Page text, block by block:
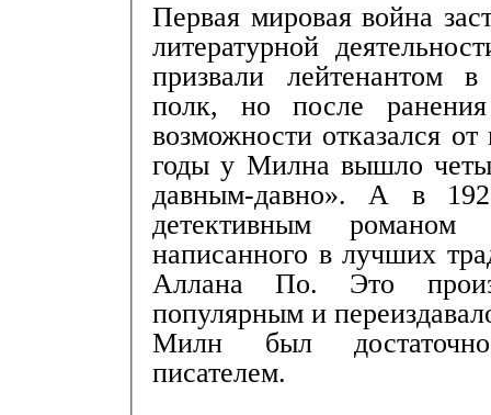
Первая мировая война
литературной
призвали лейтенантом
полк, но после
возможности отказался
годы у Милна вышло
давным-давно». А в
детективным
написанного в лучших
Аллана По. Это
популярным и
Милн был
писателем.